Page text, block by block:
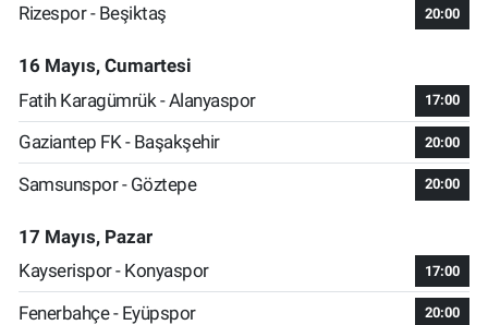
Rizespor - Beşiktaş
20:00
16 Mayıs, Cumartesi
Fatih Karagümrük - Alanyaspor
17:00
Gaziantep FK - Başakşehir 20:00
Samsunspor - Göztepe 20:00
17 Mayıs, Pazar
Kayserispor - Konyaspor
17:00
Fenerbahçe - Eyüpspor 20:00